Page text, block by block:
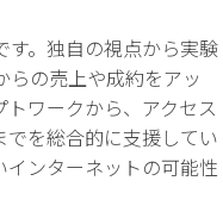
。独自の視点から実験
の売上や成約をアッ
ワークから、アクセス
を総合的に支援してい
ンターネットの可能性